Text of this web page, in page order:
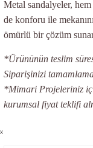
Metal sandalyeler,
de konforu ile
ömürlü bir çözüm
*Ürününün teslim
Siparişinizi
*Mimari Projeleriniz
kurumsal fiyat teklifi
x